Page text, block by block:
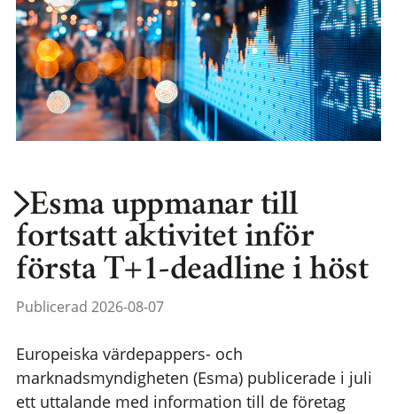
Esma uppmanar till
fortsatt aktivitet inför
första T+1-deadline i höst
Publicerad 2026-08-07
Europeiska värdepappers- och
marknadsmyndigheten (Esma) publicerade i juli
ett uttalande med information till de företag